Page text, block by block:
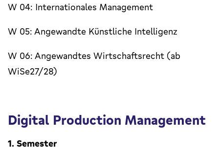
W 04: Internationales Management
W 05: Angewandte Künstliche Intelligenz
W 06: Angewandtes Wirtschaftsrecht (ab
WiSe27/28)
Digital Production Management
1. Semester